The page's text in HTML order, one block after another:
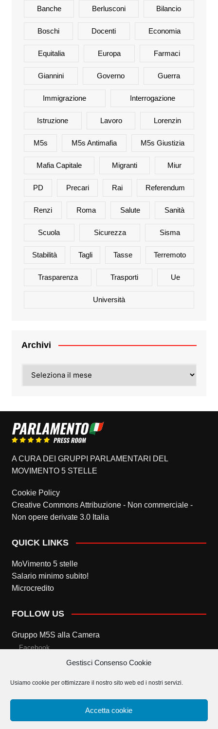
Gestisci Consenso Cookie
Usiamo cookie per ottimizzare il nostro sito web ed i nostri servizi.
Accetta cookie
Banche Berlusconi Bilancio
Boschi Docenti Economia
Equitalia Europa Farmaci
Giannini Governo Guerra
Immigrazione Interrogazione
Istruzione Lavoro Lorenzin
M5s M5s Antimafia M5s Giustizia
Mafia Capitale Migranti Miur
PD Precari Rai Referendum
Renzi Roma Salute Sanità
Scuola Sicurezza Sisma
Stabilità Tagli Tasse Terremoto
Trasparenza Trasporti Ue
Università
Archivi
A CURA DEI GRUPPI PARLAMENTARI DEL
MOVIMENTO 5 STELLE
Cookie Policy
Creative Commons Attribuzione - Non commerciale -
Non opere derivate 3.0 Italia
QUICK LINKS
MoVimento 5 stelle
Salario minimo subito!
Microcredito
FOLLOW US
Gruppo M5S alla Camera
Facebook
Twitter